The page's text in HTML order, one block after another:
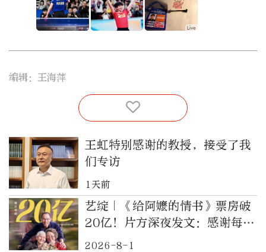
编辑：王海萍
王虹特别感谢的教授，接受了我
们专访
1天前
艺绽｜《给阿嬷的情书》票房破
20亿！片方深夜发文：感谢每一
位观众用爱意托举
2026-8-1